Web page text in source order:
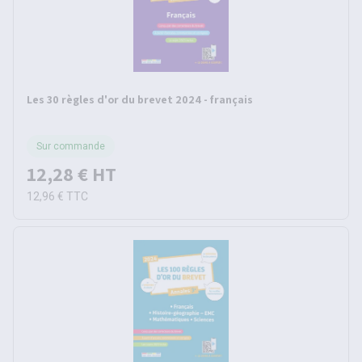
Les 30 règles d'or du brevet 2024 - français
Sur commande
12,28 € HT
12,96 € TTC